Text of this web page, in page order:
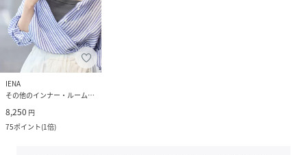
IENA
その他のインナー・ルームウェア
8,250 円
75ポイント(1倍)